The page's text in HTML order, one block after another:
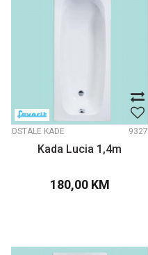
OSTALE KADE 9327
Kada Lucia 1,4m
180,00 KM